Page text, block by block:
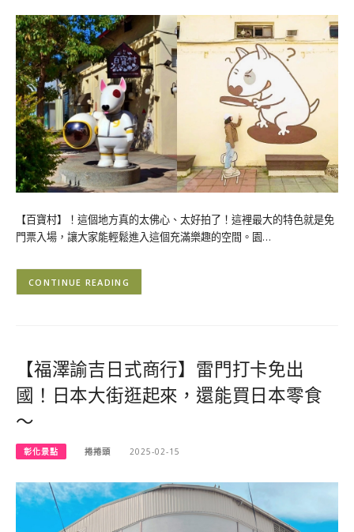
【百寶村】！這個地方真的太佛心、太好拍了！這裡最大的特色就是免
門票入場，讓大家能輕鬆進入這個充滿樂趣的空間。園…
CONTINUE READING
【福澤諭吉日式商行】雷門打卡免出
國！日本大街逛起來，還能買日本零食
～
彰化景點 捲捲頭 2025-02-15